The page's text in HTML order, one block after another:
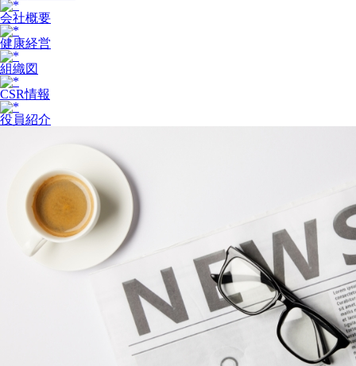
会社概要
健康経営
組織図
CSR情報
役員紹介